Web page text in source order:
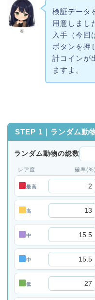
奏
検証データ
用意しまし
入手（今回
ボタンを押
計コインが
ますよ。
STEP 1｜ランダム動
ランダム動物の総数
レア度 確率(%)
最高
高
中
中
低